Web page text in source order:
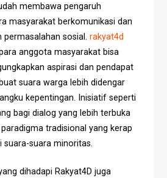
membawa pengaruh
masyarakat berkomunikasi dan
permasalahan sosial.rakyat4d
anggota masyarakat bisa
aspirasi dan pendapat
suara warga lebih didengar
kepentingan. Inisiatif seperti
bagi dialog yang lebih terbuka
tradisional yang kerap
suara-suara minoritas.
dihadapi Rakyat4D juga